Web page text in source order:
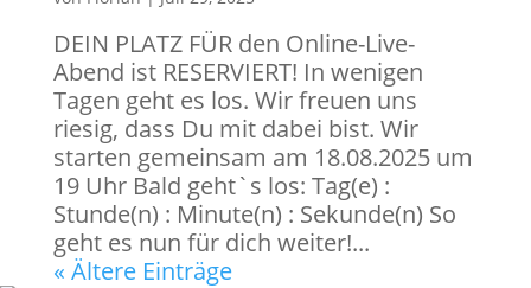
DEIN PLATZ FÜR den Online-Live-
Abend ist RESERVIERT! In wenigen
Tagen geht es los. Wir freuen uns
riesig, dass Du mit dabei bist. Wir
starten gemeinsam am 18.08.2025 um
19 Uhr Bald geht`s los: Tag(e) :
Stunde(n) : Minute(n) : Sekunde(n) So
geht es nun für dich weiter!...
« Ältere Einträge